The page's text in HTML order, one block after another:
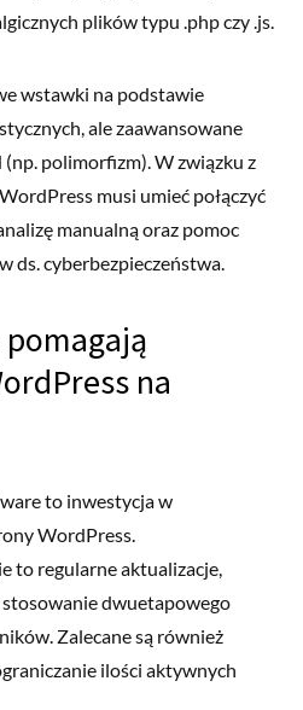
plików typu .php czy .js.
wstawki na podstawie
ale zaawansowane
polimorfizm). W związku z
musi umieć połączyć
manualną oraz pomoc
ds. cyberbezpieczeństwa.
pomagają
na
to inwestycja w
WordPress.
to regularne aktualizacje,
dwuetapowego
Zalecane są również
ilości aktywnych